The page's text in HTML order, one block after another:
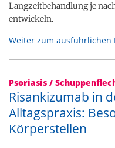
Langzeitbehandlung je
entwickeln.
Weiter zum ausführlichen
Psoriasis /
Risankizumab in
Alltagspraxis:
Körperstellen